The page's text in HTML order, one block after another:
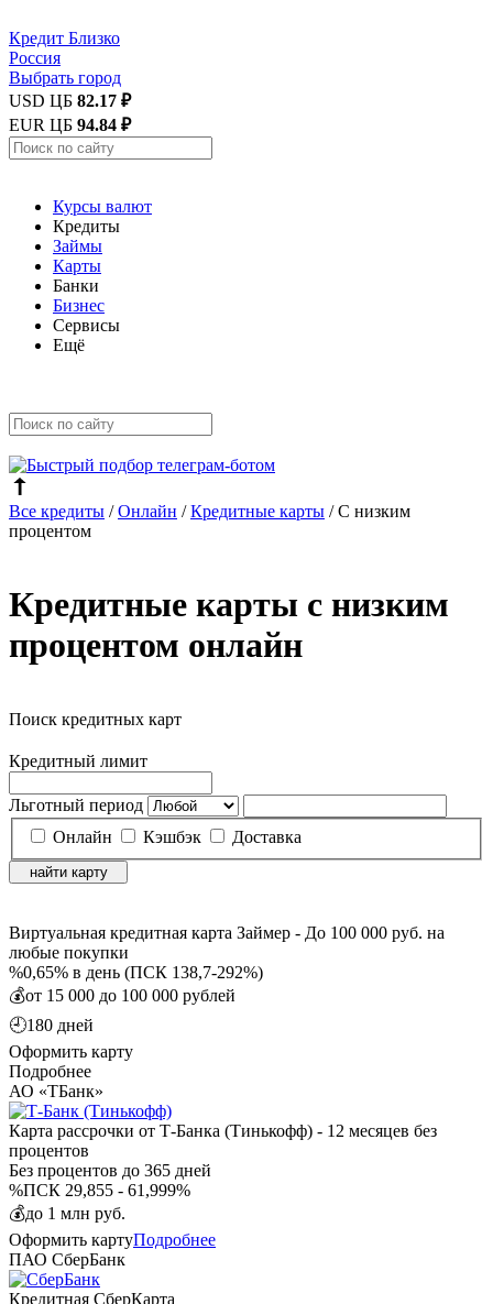
Кредит Близко
Россия
Выбрать город
USD ЦБ 82.17 ₽
EUR ЦБ 94.84 ₽
Курсы валют
Кредиты
Займы
Карты
Банки
Бизнес
Сервисы
Ещё
Все кредиты /Онлайн /Кредитные карты /С низким
процентом
Кредитные карты с низким
процентом онлайн
Поиск кредитных карт
Кредитный лимит
Льготный период
Онлайн
Кэшбэк Доставка
найти карту
Виртуальная кредитная карта Займер - До 100 000 руб. на
любые покупки
%0,65% в день (ПСК 138,7-292%)
💰от 15 000 до 100 000 рублей
🕘180 дней
Оформить карту
Подробнее
АО «ТБанк»
Карта рассрочки от Т-Банка (Тинькофф) - 12 месяцев без
процентов
Без процентов до 365 дней
%ПСК 29,855 - 61,999%
💰до 1 млн руб.
Оформить картуПодробнее
ПАО СберБанк
Кредитная СберКарта